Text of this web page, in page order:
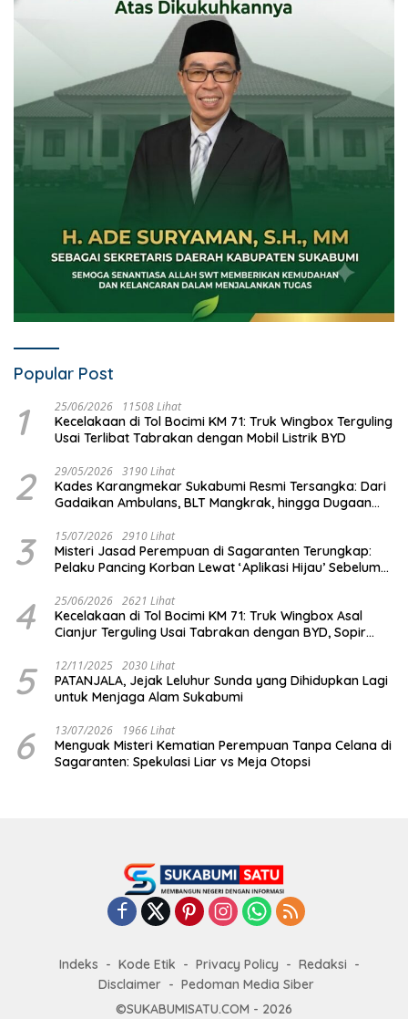
Popular Post
1 25/06/2026 11508 Lihat
Kecelakaan di Tol Bocimi KM 71: Truk Wingbox Terguling
Usai Terlibat Tabrakan dengan Mobil Listrik BYD
2 29/05/2026 3190 Lihat
Kades Karangmekar Sukabumi Resmi Tersangka: Dari
Gadaikan Ambulans, BLT Mangkrak, hingga Dugaan
3 15/07/2026 2910 Lihat
Misteri Jasad Perempuan di Sagaranten Terungkap:
Pelaku Pancing Korban Lewat ‘Aplikasi Hijau’ Sebelum
4 25/06/2026 2621 Lihat
Kecelakaan di Tol Bocimi KM 71: Truk Wingbox Asal
Cianjur Terguling Usai Tabrakan dengan BYD, Sopir
5 12/11/2025 2030 Lihat
PATANJALA, Jejak Leluhur Sunda yang Dihidupkan Lagi
untuk Menjaga Alam Sukabumi
6 13/07/2026 1966 Lihat
Menguak Misteri Kematian Perempuan Tanpa Celana di
Sagaranten: Spekulasi Liar vs Meja Otopsi
Indeks Kode Etik Privacy Policy
Redaksi
Disclaimer
Pedoman Media Siber
©SUKABUMISATU.COM - 2026